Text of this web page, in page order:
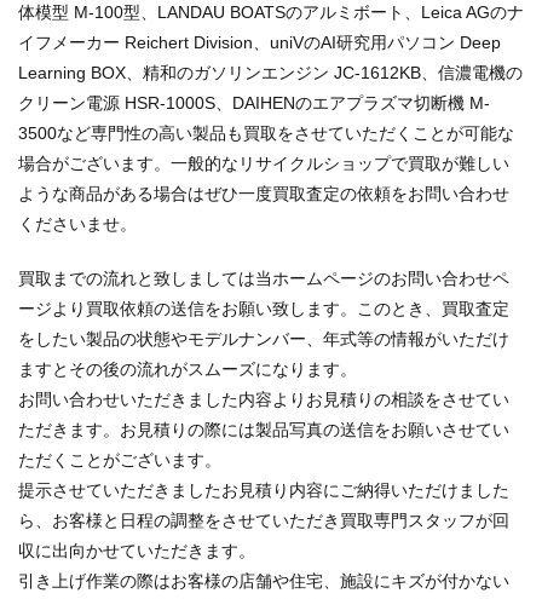
体模型 M-100型、LANDAU BOATSのアルミボート、Leica AGのナ
イフメーカー Reichert Division、uniVのAI研究用パソコン Deep
Learning BOX、精和のガソリンエンジン JC-1612KB、信濃電機の
クリーン電源 HSR-1000S、DAIHENのエアプラズマ切断機 M-
3500など専門性の高い製品も買取をさせていただくことが可能な
場合がございます。一般的なリサイクルショップで買取が難しい
ような商品がある場合はぜひ一度買取査定の依頼をお問い合わせ
くださいませ。
買取までの流れと致しましては当ホームページのお問い合わせペ
ージより買取依頼の送信をお願い致します。このとき、買取査定
をしたい製品の状態やモデルナンバー、年式等の情報がいただけ
ますとその後の流れがスムーズになります。
お問い合わせいただきました内容よりお見積りの相談をさせてい
ただきます。お見積りの際には製品写真の送信をお願いさせてい
ただくことがございます。
提示させていただきましたお見積り内容にご納得いただけました
ら、お客様と日程の調整をさせていただき買取専門スタッフが回
収に出向かせていただきます。
引き上げ作業の際はお客様の店舗や住宅、施設にキズが付かない